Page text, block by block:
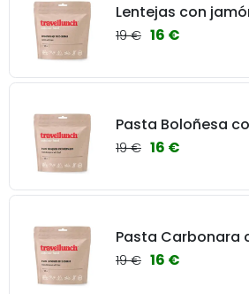
Lentejas con
19 € 16 €
Pasta Boloñesa
19 € 16 €
Pasta Carbonara
19 € 16 €